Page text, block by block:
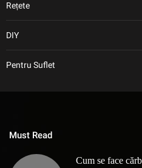
Rețete
DIY
Pentru Suflet
Must Read
Cum se face